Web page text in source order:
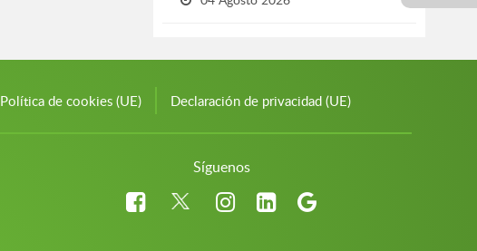
Política de cookies (UE) Declaración de privacidad (UE)
Síguenos